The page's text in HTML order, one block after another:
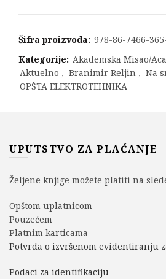
Šifra proizvoda: 978-86-7466-
Kategorije: Akademska Misao/
Aktuelno , Branimir Reljin , Na
OPŠTA ELEKTROTEHNIKA
UPUTSTVO ZA PLAĆANJE
Željene knjige možete platiti na
Opštom uplatnicom
Pouzećem
Platnim karticama
Potvrda o izvršenom evidentiranju
Podaci za identifikaciju